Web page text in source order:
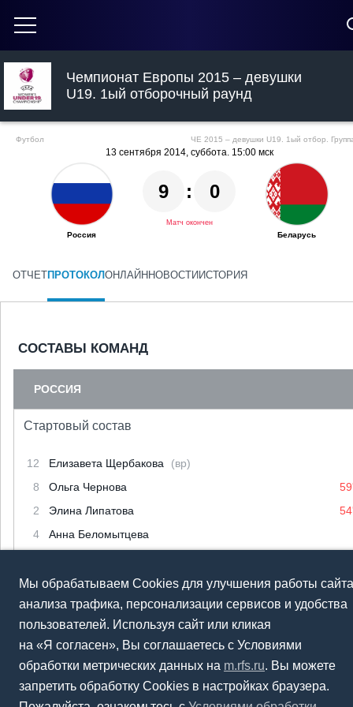
Чемпионат Европы 2015 – девушки
U19. 1ый отборочный раунд
Футбол
13 сентября 2014, суббота. 15:00 мск
ЧЕ 2015 – девушки U19. 1ый отбор.
Россия
9 : 0
Матч окончен
Беларусь
ОТЧЕТПРОТОКОЛОНЛАЙН НОВОСТИ ИСТОРИЯ
СОСТАВЫ КОМАНД
РОССИЯ
Стартовый состав
12 Елизавета Щербакова
(вр)
8
Ольга Чернова
2
Элина Липатова
4
Анна Беломытцева
15
Екатерина Тырышкина
16
Елена Тупикина
9
Арина Колесникова
19
Надежда Смирнова
10
Маргарита Черномырдина
13
Анастасия Березина
Мы обрабатываем Cookies для улучшения работы
анализа трафика, персонализации сервисов и удобства
пользователей. Используя сайт или кликая
на «Я согласен», Вы соглашаетесь с Условиями
обработки метрических данных на m.rfs.ru. Вы можете
запретить обработку Cookies в настройках браузера.